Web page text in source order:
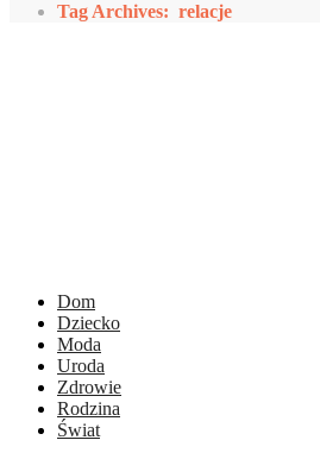
Tag Archives: relacje
Dom
Dziecko
Moda
Uroda
Zdrowie
Rodzina
Świat